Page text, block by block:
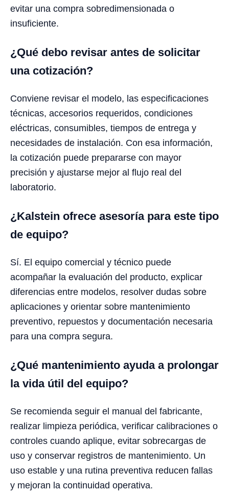
evitar una compra sobredimensionada o
insuficiente.
¿Qué debo revisar antes de solicitar
una cotización?
Conviene revisar el modelo, las especificaciones
técnicas, accesorios requeridos, condiciones
eléctricas, consumibles, tiempos de entrega y
necesidades de instalación. Con esa información,
la cotización puede prepararse con mayor
precisión y ajustarse mejor al flujo real del
laboratorio.
¿Kalstein ofrece asesoría para este tipo
de equipo?
Sí. El equipo comercial y técnico puede
acompañar la evaluación del producto, explicar
diferencias entre modelos, resolver dudas sobre
aplicaciones y orientar sobre mantenimiento
preventivo, repuestos y documentación necesaria
para una compra segura.
¿Qué mantenimiento ayuda a prolongar
la vida útil del equipo?
Se recomienda seguir el manual del fabricante,
realizar limpieza periódica, verificar calibraciones o
controles cuando aplique, evitar sobrecargas de
uso y conservar registros de mantenimiento. Un
uso estable y una rutina preventiva reducen fallas
y mejoran la continuidad operativa.